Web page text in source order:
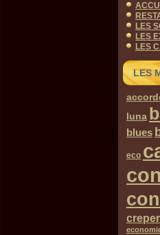
LES
LES
LES
LES
luna
blues
eco